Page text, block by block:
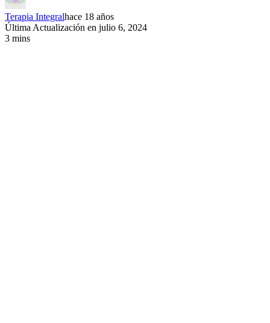
Terapia Integralhace 18 años
Última Actualización en julio 6, 2024
3 mins